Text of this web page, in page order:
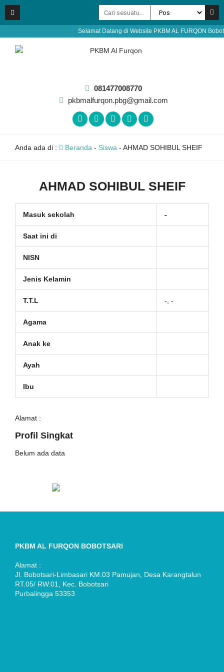
Selamat Datang di Website PKBM AL FURQON
081477008770
pkbmalfurqon.pbg@gmail.com
Anda ada di : Beranda - Siswa - AHMAD SOHIBUL SHEIF
AHMAD SOHIBUL SHEIF
Masuk sekolah -
Saat ini di
NISN
Jenis Kelamin
T.T.L -, -
Agama
Anak ke
Ayah
Ibu
Alamat :
Profil Singkat
Belum ada data
PKBM AL FURQON BOBOTSARI
Alamat :
Jl. Bobotsari-Limbasari KM.03 Pamujan, Desa Karangtalun
RT.05/ RW.01, Kec. Bobotsari
Purbalingga 53353